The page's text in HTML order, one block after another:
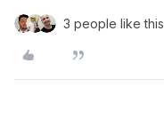
3 people like this